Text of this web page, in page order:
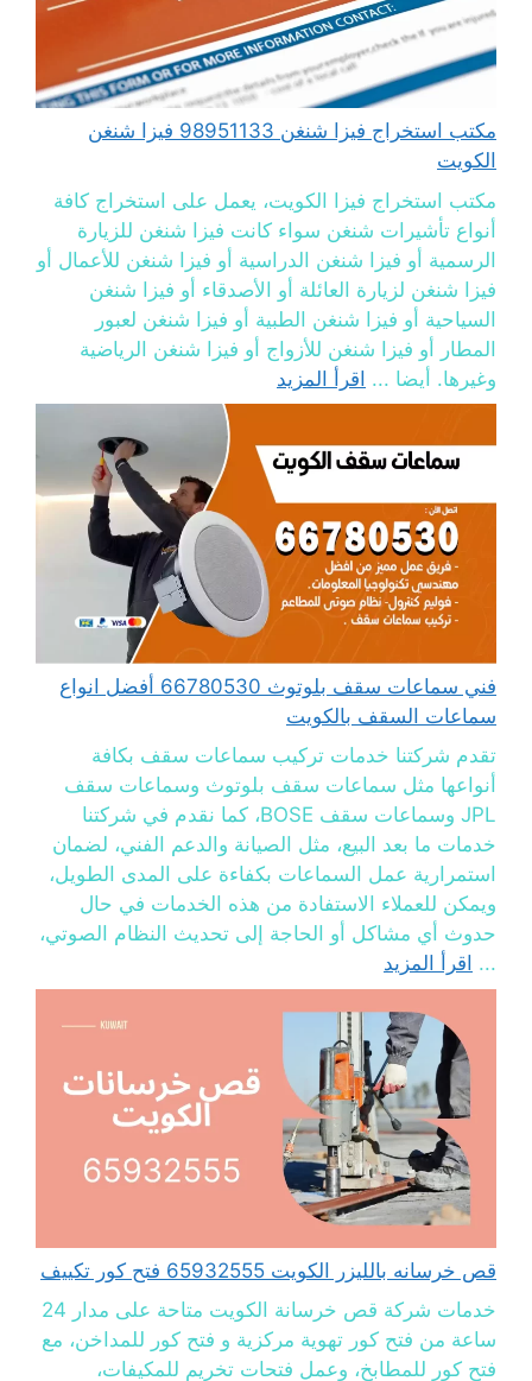
مكتب استخراج فيزا شنغن 98951133 فيزا شنغن
الكويت
مكتب استخراج فيزا الكويت، يعمل على استخراج كافة
أنواع تأشيرات شنغن سواء كانت فيزا شنغن للزيارة
الرسمية أو فيزا شنغن الدراسية أو فيزا شنغن للأعمال أو
فيزا شنغن لزيارة العائلة أو الأصدقاء أو فيزا شنغن
السياحية أو فيزا شنغن الطبية أو فيزا شنغن لعبور
المطار أو فيزا شنغن للأزواج أو فيزا شنغن الرياضية
وغيرها. أيضا ... اقرأ المزيد
فني سماعات سقف بلوتوث 66780530 أفضل انواع
سماعات السقف بالكويت
تقدم شركتنا خدمات تركيب سماعات سقف بكافة
أنواعها مثل سماعات سقف بلوتوث وسماعات سقف
JPL وسماعات سقف BOSE، كما نقدم في شركتنا
خدمات ما بعد البيع، مثل الصيانة والدعم الفني، لضمان
استمرارية عمل السماعات بكفاءة على المدى الطويل،
ويمكن للعملاء الاستفادة من هذه الخدمات في حال
حدوث أي مشاكل أو الحاجة إلى تحديث النظام الصوتي،
... اقرأ المزيد
قص خرسانه بالليزر الكويت 65932555 فتح كور تكييف
خدمات شركة قص خرسانة الكويت متاحة على مدار 24
ساعة من فتح كور تهوية مركزية و فتح كور للمداخن، مع
فتح كور للمطابخ، وعمل فتحات تخريم للمكيفات،